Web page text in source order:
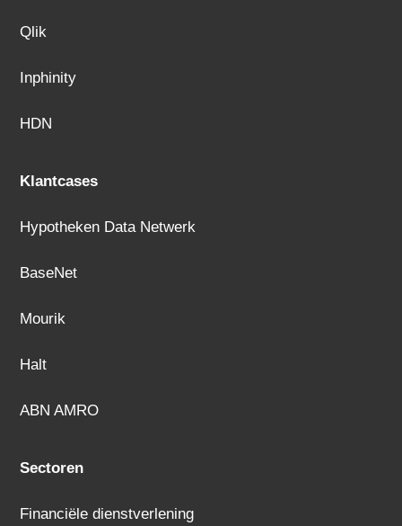
Qlik
Inphinity
HDN
Klantcases
Hypotheken Data Netwerk
BaseNet
Mourik
Halt
ABN AMRO
Sectoren
Financiële dienstverlening